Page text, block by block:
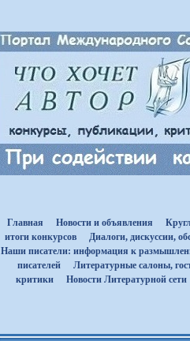
Главная Новости и объявления
итоги конкурсов
Диалоги, дискуссии,
Наши писатели: информация к
писателей
Литературные салоны,
критики
Новости Литературной сети